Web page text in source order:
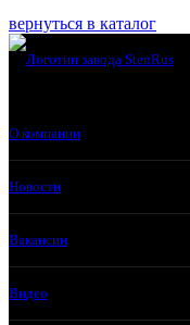
вернуться в каталог
О компании
Новости
Вакансии
Видео